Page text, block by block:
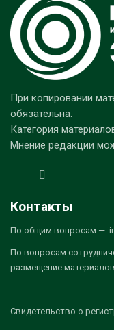
При копировании
обязательна.
Категория
Мнение редакции
Контакты
По общим вопросам —
По вопросам
размещение
Свидетельство о